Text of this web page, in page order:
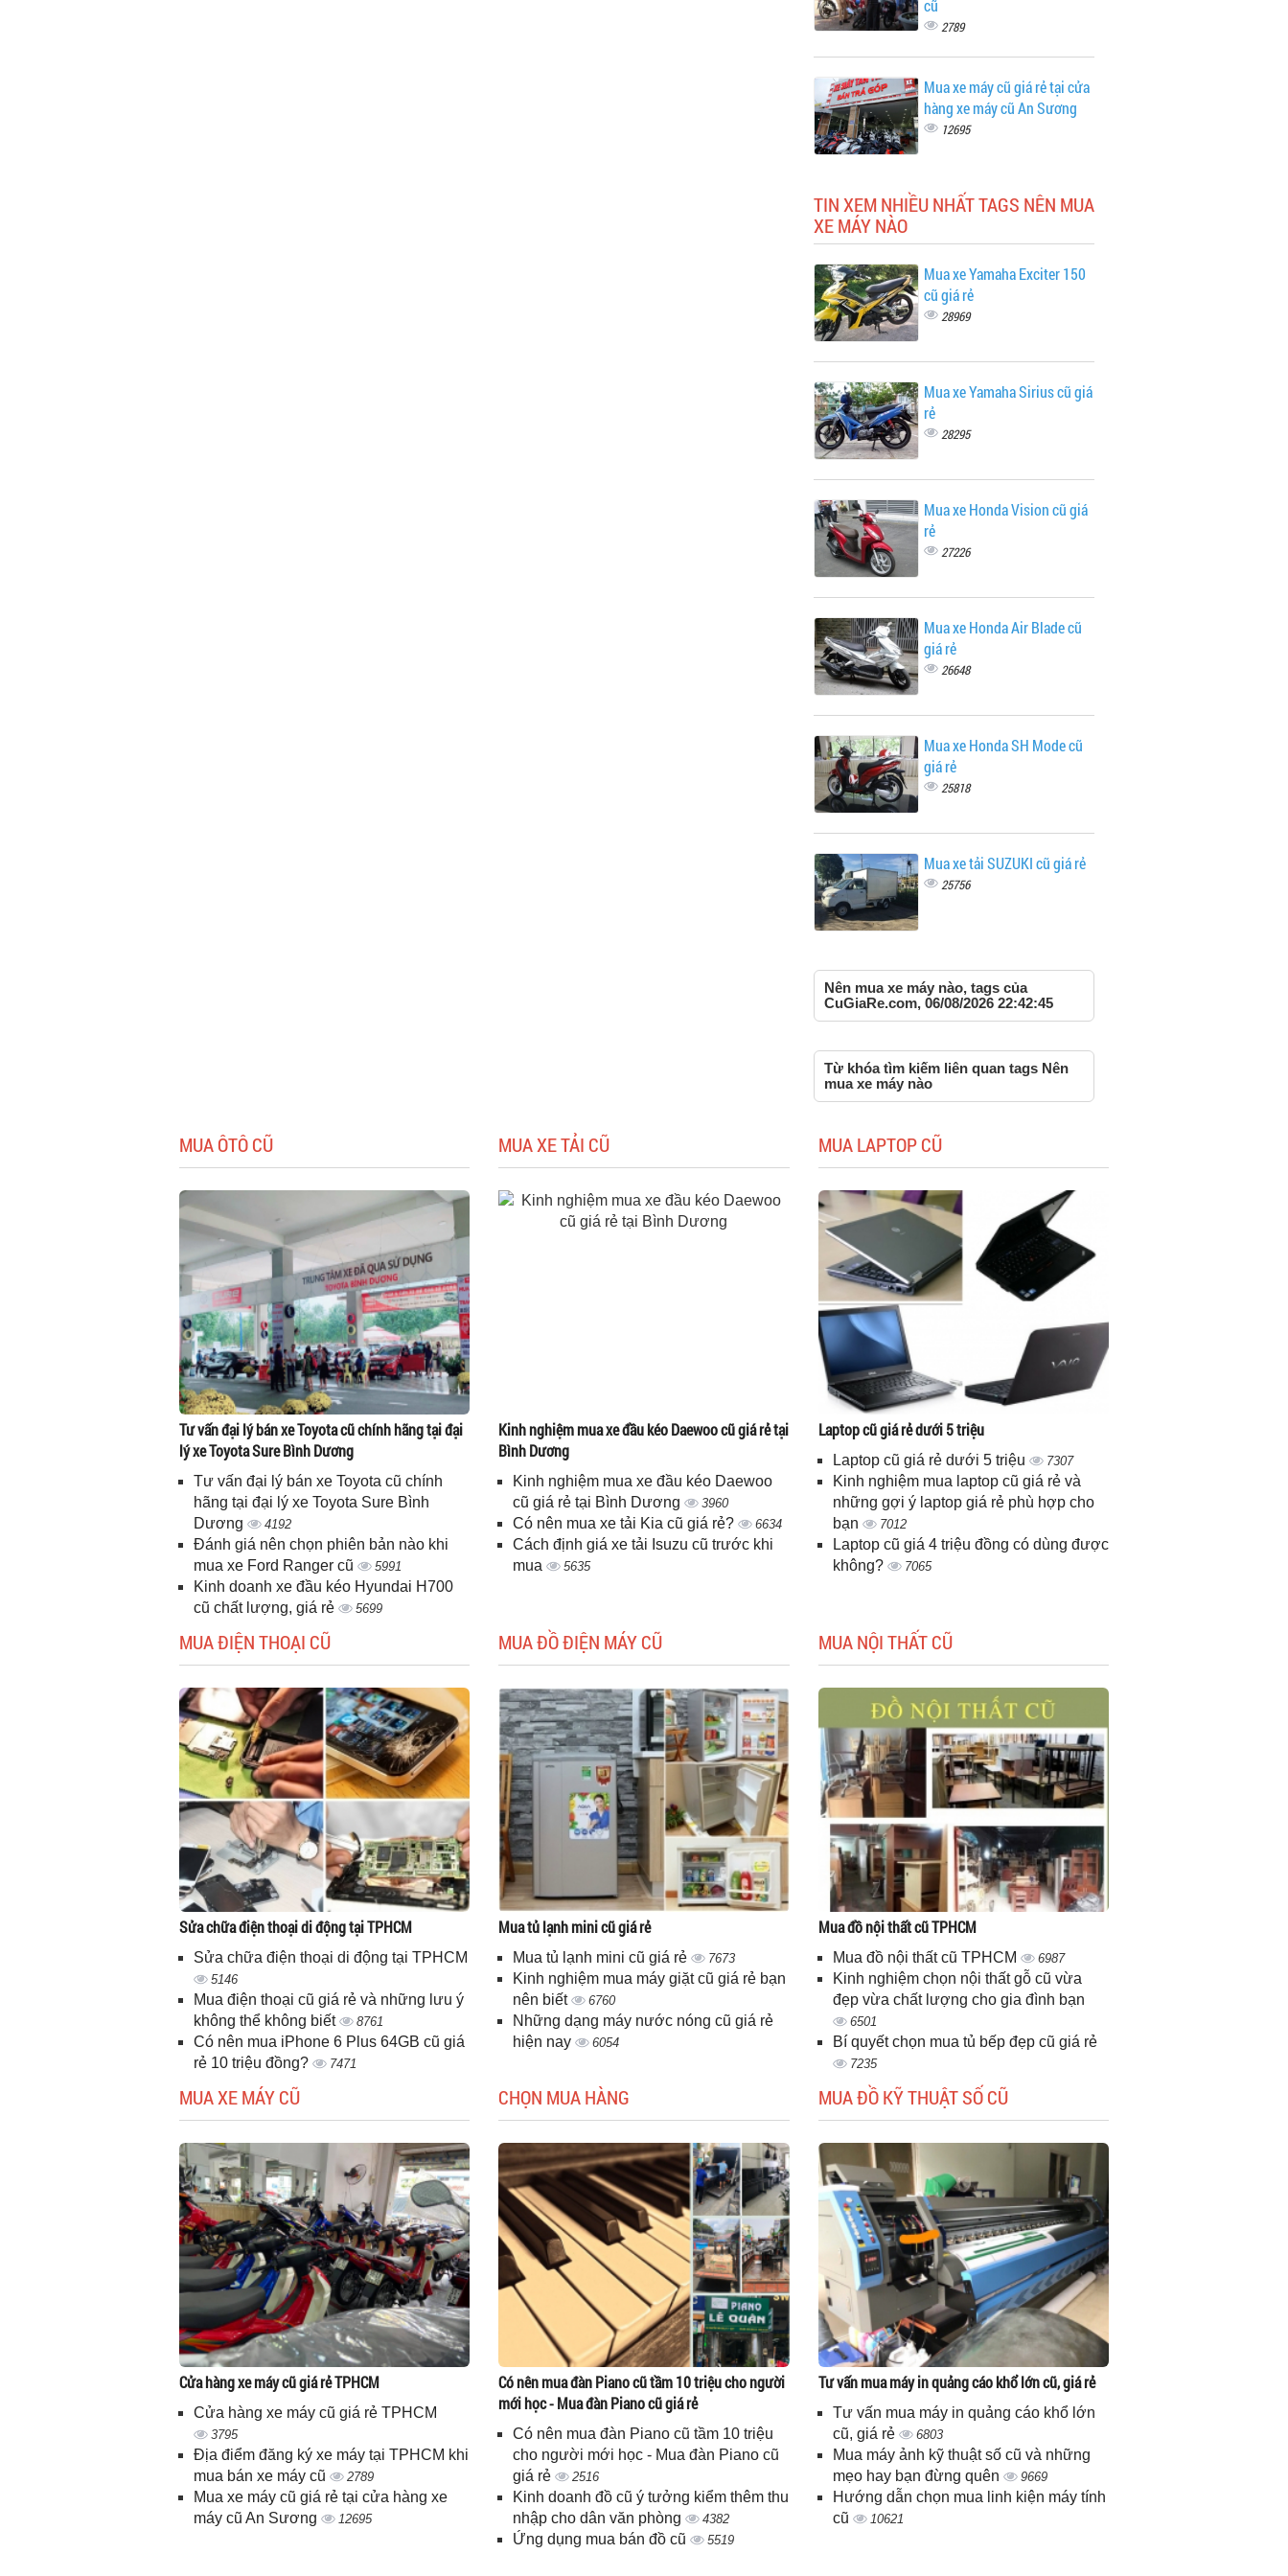
cũ
2789
Mua xe máy cũ giá rẻ tại cửa
hàng xe máy cũ An Sương
12695
TIN XEM NHIỀU NHẤT TAGS NÊN MUA
XE MÁY NÀO
Mua xe Yamaha Exciter 150
cũ giá rẻ
28969
Mua xe Yamaha Sirius cũ giá
rẻ
28295
Mua xe Honda Vision cũ giá
rẻ
27226
Mua xe Honda Air Blade cũ
giá rẻ
26648
Mua xe Honda SH Mode cũ
giá rẻ
25818
Mua xe tải SUZUKI cũ giá rẻ
25756
Nên mua xe máy nào, tags của
CuGiaRe.com, 06/08/2026 22:42:45
Từ khóa tìm kiếm liên quan tags Nên
mua xe máy nào
MUA ÔTÔ CŨ
Tư vấn đại lý bán xe Toyota cũ chính hãng tại đại
lý xe Toyota Sure Bình Dương
Tư vấn đại lý bán xe Toyota cũ chính
hãng tại đại lý xe Toyota Sure Bình
Dương
4192
Đánh giá nên chọn phiên bản nào khi
mua xe Ford Ranger cũ
5991
Kinh doanh xe đầu kéo Hyundai H700
cũ chất lượng, giá rẻ
5699
MUA XE TẢI CŨ
Kinh nghiệm mua xe đầu kéo Daewoo cũ giá rẻ tại
Bình Dương
Kinh nghiệm mua xe đầu kéo Daewoo
cũ giá rẻ tại Bình Dương
3960
Có nên mua xe tải Kia cũ giá rẻ? 6634
Cách định giá xe tải Isuzu cũ trước khi
mua
5635
MUA LAPTOP CŨ
Laptop cũ giá rẻ dưới 5 triệu
Laptop cũ giá rẻ dưới 5 triệu 7307
Kinh nghiệm mua laptop cũ giá rẻ và
những gợi ý laptop giá rẻ phù hợp cho
bạn
7012
Laptop cũ giá 4 triệu đồng có dùng được
không?
7065
MUA ĐIỆN THOẠI CŨ
Sửa chữa điện thoại di động tại TPHCM
Sửa chữa điện thoại di động tại TPHCM
5146
Mua điện thoại cũ giá rẻ và những lưu ý
không thể không biết
8761
Có nên mua iPhone 6 Plus 64GB cũ giá
rẻ 10 triệu đồng?
7471
MUA ĐỒ ĐIỆN MÁY CŨ
Mua tủ lạnh mini cũ giá rẻ
Mua tủ lạnh mini cũ giá rẻ 7673
Kinh nghiệm mua máy giặt cũ giá rẻ bạn
nên biết
6760
Những dạng máy nước nóng cũ giá rẻ
hiện nay
6054
MUA NỘI THẤT CŨ
Mua đồ nội thất cũ TPHCM
Mua đồ nội thất cũ TPHCM 6987
Kinh nghiệm chọn nội thất gỗ cũ vừa
đẹp vừa chất lượng cho gia đình bạn
6501
Bí quyết chọn mua tủ bếp đẹp cũ giá rẻ
7235
MUA XE MÁY CŨ
Cửa hàng xe máy cũ giá rẻ TPHCM
Cửa hàng xe máy cũ giá rẻ TPHCM
3795
Địa điểm đăng ký xe máy tại TPHCM khi
mua bán xe máy cũ
2789
Mua xe máy cũ giá rẻ tại cửa hàng xe
máy cũ An Sương
12695
CHỌN MUA HÀNG
Có nên mua đàn Piano cũ tầm 10 triệu cho người
mới học - Mua đàn Piano cũ giá rẻ
Có nên mua đàn Piano cũ tầm 10 triệu
cho người mới học - Mua đàn Piano cũ
giá rẻ
2516
Kinh doanh đồ cũ ý tưởng kiểm thêm thu
nhập cho dân văn phòng
4382
Ứng dụng mua bán đồ cũ 5519
MUA ĐỒ KỸ THUẬT SỐ CŨ
Tư vấn mua máy in quảng cáo khổ lớn cũ, giá rẻ
Tư vấn mua máy in quảng cáo khổ lớn
cũ, giá rẻ
6803
Mua máy ảnh kỹ thuật số cũ và những
mẹo hay bạn đừng quên
9669
Hướng dẫn chọn mua linh kiện máy tính
cũ
10621